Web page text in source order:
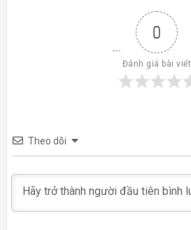
0
Đánh giá bài viết
Theo dõi